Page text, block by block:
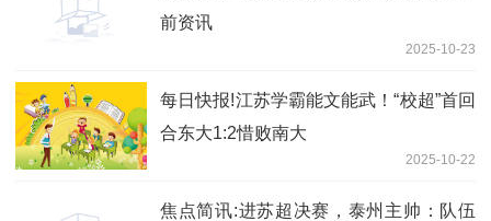
前资讯
2025-10-23
每日快报!江苏学霸能文能武！“校超”首回
合东大1:2惜败南大
2025-10-22
焦点简讯:进苏超决赛，泰州主帅：队伍